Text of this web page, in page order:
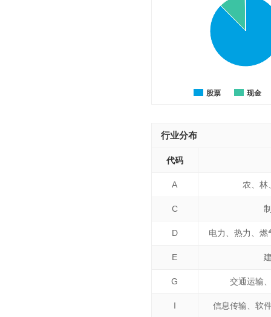
股票 现金
行业分布
代码
A 农、林
C
D 电力、热力、
E
G 交通运输
I 信息传输、软